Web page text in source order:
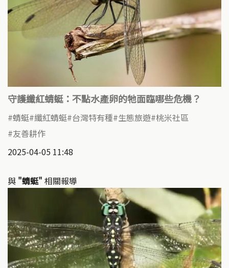
守護纖紅蜻蜓：不點水產卵的牠面臨哪些危機？
蜻蜓 纖紅蜻蜓 台灣特有種 生態旅遊 桃米社區
友善耕作
2025-04-05 11:48
與 "蜻蜓" 相關報導